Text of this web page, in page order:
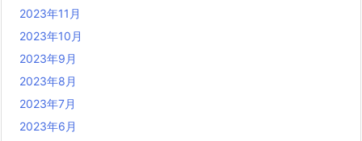
2023年11月
2023年10月
2023年9月
2023年8月
2023年7月
2023年6月